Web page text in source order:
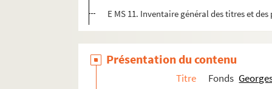
E MS 11. Inventaire général des titres et
Présentation du contenu
Titre Fonds